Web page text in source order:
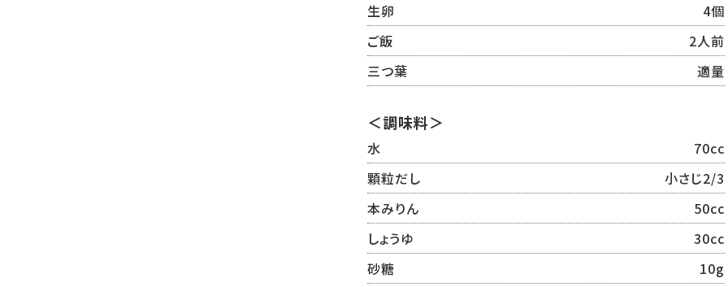
生卵
4個
ご飯
2人前
三つ葉
適量
＜調味料＞
水
70cc
顆粒だし
小さじ2/3
本みりん
50cc
しょうゆ
30cc
砂糖
10g